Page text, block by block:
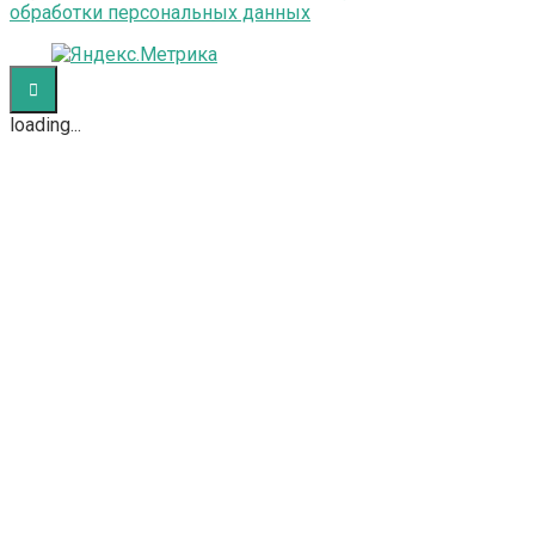
обработки персональных данных
loading...